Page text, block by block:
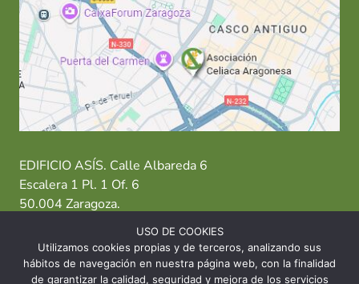
EDIFICIO ASÍS. Calle Albareda 6
Escalera 1 Pl. 1 Of. 6
50.004 Zaragoza.
T: 976 484 949 M: 635 638 563
Sede Zaragoza·Sede Huesca· Sede Teruel
USO DE COOKIES
Utilizamos cookies propias y de terceros, analizando sus
hábitos de navegación en nuestra página web, con la finalidad
de garantizar la calidad, seguridad y mejora de los servicios